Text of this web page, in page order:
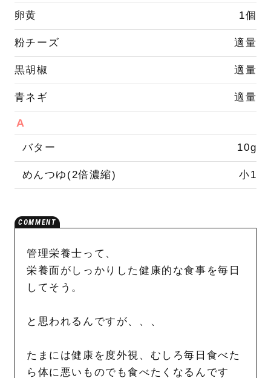
卵黄 1個
粉チーズ 適量
黒胡椒 適量
青ネギ 適量
A
バター 10g
めんつゆ(2倍濃縮) 小1
管理栄養士って、
栄養面がしっかりした健康的な食事を毎日
してそう。
と思われるんですが、、、
たまには健康を度外視、むしろ毎日食べた
ら体に悪いものでも食べたくなるんです